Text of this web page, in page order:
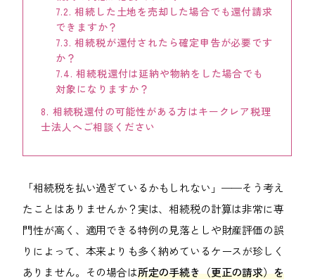
福岡本社
東京オフィス
大阪オフィス
RECRUIT
各種お問い合わせ
受付時間：8:30-17:30 / 定休日：土・日・祝日
092-406-6736
7.2. 相続した土地を売却した場合でも還付請求
できますか？
7.3. 相続税が還付されたら確定申告が必要です
か？
7.4. 相続税還付は延納や物納をした場合でも
対象になりますか？
8. 相続税還付の可能性がある方はキークレア税理
士法人へご相談ください
「相続税を払い過ぎているかもしれない」——そう考え
たことはありませんか？実は、相続税の計算は非常に専
門性が高く、適用できる特例の見落としや財産評価の誤
りによって、本来よりも多く納めているケースが珍しく
ありません。その場合は所定の手続き（更正の請求）を